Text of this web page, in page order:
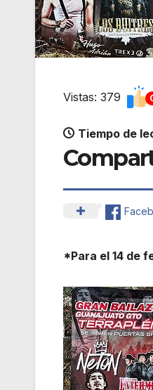
Vistas: 379
Tiempo de
*Para el 14 de